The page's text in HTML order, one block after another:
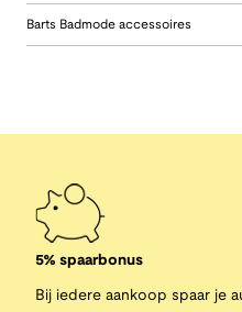
Barts Badmode accessoires
5% spaarbonus
Bij iedere aankoop spaar je